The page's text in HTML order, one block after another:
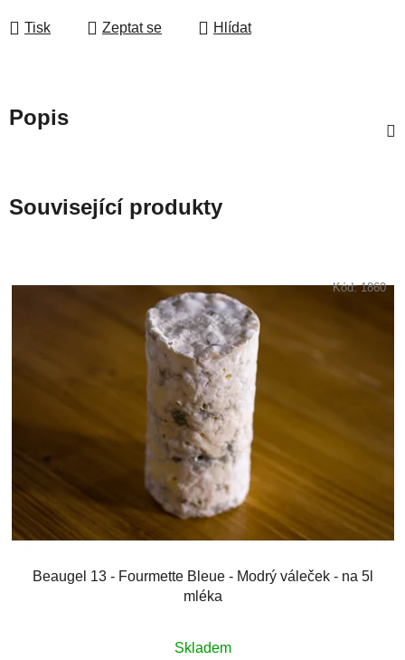
Tisk Zeptat se Hlídat
Popis
Související produkty
Beaugel 13 - Fourmette Bleue - Modrý váleček - na 5l
mléka
Skladem
Kód:1860